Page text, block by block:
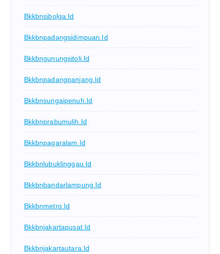
Bkkbnsibolga.id
Bkkbnpadangsidimpuan.id
Bkkbngunungsitoli.id
Bkkbnpadangpanjang.id
Bkkbnsungaipenuh.id
Bkkbnprabumulih.id
Bkkbnpagaralam.id
Bkkbnlubuklinggau.id
Bkkbnbandarlampung.id
Bkkbnmetro.id
Bkkbnjakartapusat.id
Bkkbnjakartautara.id